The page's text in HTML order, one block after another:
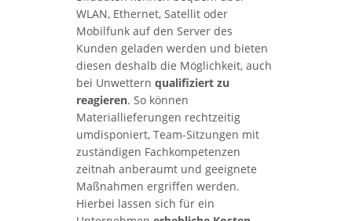
WLAN, Ethernet, Satellit oder
Mobilfunk auf den Server des
Kunden geladen werden und bieten
diesen deshalb die Möglichkeit, auch
bei Unwettern qualifiziert zu
reagieren. So können
Materiallieferungen rechtzeitig
umdisponiert, Team-Sitzungen mit
zuständigen Fachkompetenzen
zeitnah anberaumt und geeignete
Maßnahmen ergriffen werden.
Hierbei lassen sich für ein